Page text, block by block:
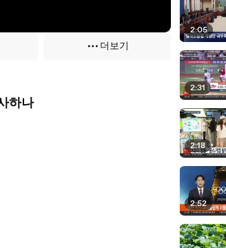
더보기
하나
2:05
2:31
2:18
2:52